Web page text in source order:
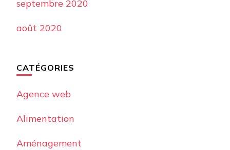
septembre 2020
août 2020
CATÉGORIES
Agence web
Alimentation
Aménagement